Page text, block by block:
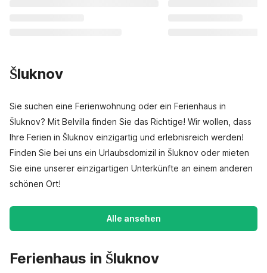
Šluknov
Sie suchen eine Ferienwohnung oder ein Ferienhaus in
Šluknov? Mit Belvilla finden Sie das Richtige! Wir wollen, dass
Ihre Ferien in Šluknov einzigartig und erlebnisreich werden!
Finden Sie bei uns ein Urlaubsdomizil in Šluknov oder mieten
Sie eine unserer einzigartigen Unterkünfte an einem anderen
schönen Ort!
Alle ansehen
Ferienhaus in Šluknov